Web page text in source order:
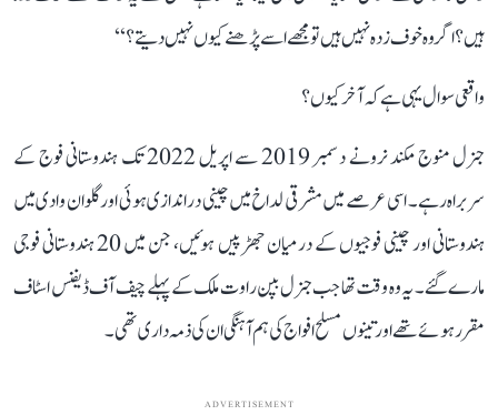
ہیں؟ اگر وہ خوف زدہ نہیں ہیں تو مجھے اسے پڑھنے کیوں نہیں دیتے؟‘‘
واقعی سوال یہی ہے کہ آخر کیوں؟
جنرل منوج مکند نرونے دسمبر 2019 سے اپریل 2022 تک ہندوستانی فوج کے
سربراہ رہے۔ اسی عرصے میں مشرقی لداخ میں چینی دراندازی ہوئی اور گلوان وادی میں
ہندوستانی اور چینی فوجیوں کے درمیان جھڑپیں ہوئیں، جن میں 20 ہندوستانی فوجی
مارے گئے۔ یہ وہ وقت تھا جب جنرل بپن راوت ملک کے پہلے چیف آف ڈیفنس اسٹاف
مقرر ہوئے تھے اور تینوں مسلح افواج کی ہم آہنگی ان کی ذمہ داری تھی۔
ADVERTISEMENT